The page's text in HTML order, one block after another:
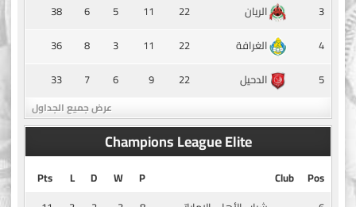
3
الريان 22
11
5
6
38
4
الغرافة 22
11
3
8
36
5
الدحيل 22
9
6
7
33
عرض جميع الجداول
Champions League Elite
Pos
Club
P
W
D
L
Pts